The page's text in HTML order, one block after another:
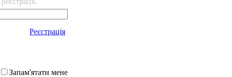
Реєстрація
Запам'ятати мене